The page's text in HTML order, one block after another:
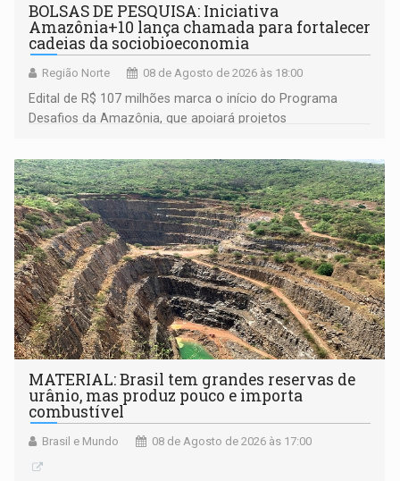
BOLSAS DE PESQUISA: Iniciativa
Amazônia+10 lança chamada para fortalecer
cadeias da sociobioeconomia
Região Norte 08 de Agosto de 2026 às 18:00
Edital de R$ 107 milhões marca o início do Programa
Desafios da Amazônia, que apoiará projetos
submissão de pré-propostas poderá ser feita até 1º de
setembro
MATERIAL: Brasil tem grandes reservas de
urânio, mas produz pouco e importa
combustível
Brasil e Mundo 08 de Agosto de 2026 às 17:00